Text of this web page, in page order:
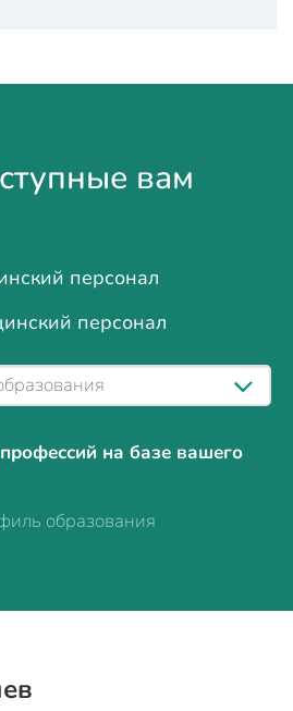
вам
персонал
персонал
на базе вашего
образования